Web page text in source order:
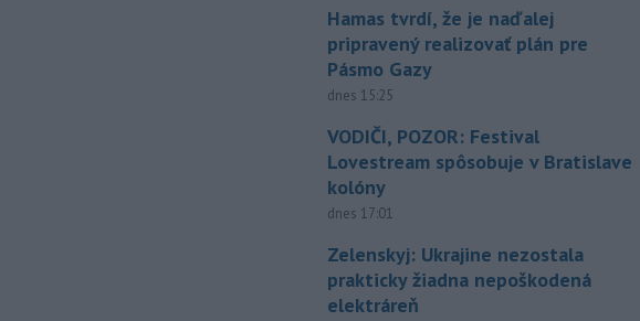
Hamas tvrdí, že je naďalej
pripravený realizovať plán pre
Pásmo Gazy
dnes 15:25
VODIČI, POZOR: Festival
Lovestream spôsobuje v Bratislave
kolóny
dnes 17:01
Zelenskyj: Ukrajine nezostala
prakticky žiadna nepoškodená
elektráreň